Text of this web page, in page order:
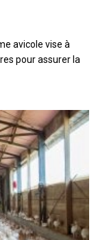
avicole vise à
pour assurer la